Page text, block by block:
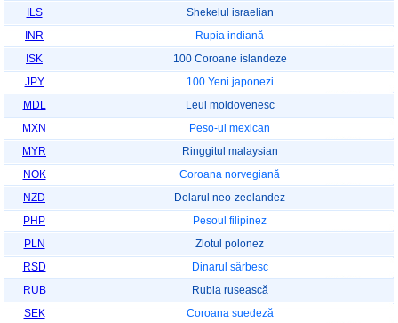
ILS
Shekelul israelian
INR
Rupia indiană
ISK
100 Coroane islandeze
JPY
100 Yeni japonezi
MDL
Leul moldovenesc
MXN
Peso-ul mexican
MYR
Ringgitul malaysian
NOK
Coroana norvegiană
NZD
Dolarul neo-zeelandez
PHP
Pesoul filipinez
PLN
Zlotul polonez
RSD
Dinarul sârbesc
RUB
Rubla rusească
SEK
Coroana suedeză